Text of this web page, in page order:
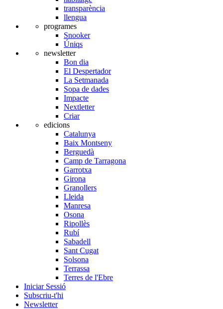
transparència
llengua
programes
Snooker
Úniqs
newsletter
Bon dia
El Despertador
La Setmanada
Sopa de dades
Impacte
Nextletter
Criar
edicions
Catalunya
Baix Montseny
Berguedà
Camp de Tarragona
Garrotxa
Girona
Granollers
Lleida
Manresa
Osona
Ripollès
Rubí
Sabadell
Sant Cugat
Solsona
Terrassa
Terres de l'Ebre
Iniciar Sessió
Subscriu-t'hi
Newsletter